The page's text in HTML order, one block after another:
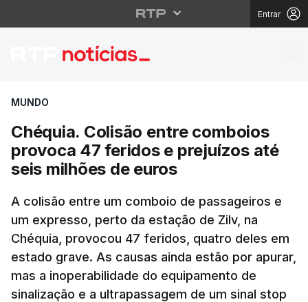
Entrar
Chéquia. Colisão
MUNDO
Chéquia. Colisão entre comboios
provoca 47 feridos e prejuízos até
seis milhões de euros
A colisão entre um comboio de passageiros e
um expresso, perto da estação de Zilv, na
Chéquia, provocou 47 feridos, quatro deles em
estado grave. As causas ainda estão por apurar,
mas a inoperabilidade do equipamento de
sinalização e a ultrapassagem de um sinal stop